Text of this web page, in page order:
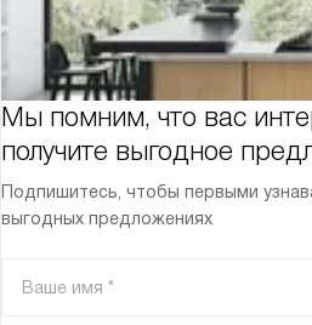
Мы помним, что вас
получите выгодное
Подпишитесь, чтобы первыми
выгодных предложениях